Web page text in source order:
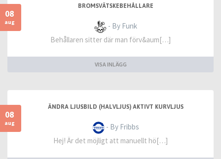
08
aug
BROMSVÄTSKEBEHÅLLARE
- By Funk
Behållaren sitter där man förv&aum[…]
VISA INLÄGG
08
aug
ÄNDRA LJUSBILD (HALVLJUS) AKTIVT KURVLJUS
- By Fribbs
Hej! Är det möjligt att manuellt hö[…]